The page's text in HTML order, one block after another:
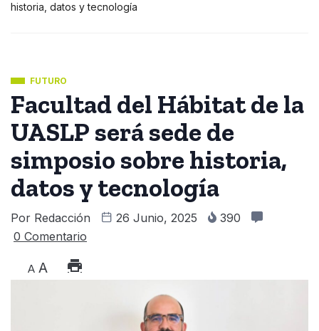
historia, datos y tecnología
FUTURO
Facultad del Hábitat de la
UASLP será sede de
simposio sobre historia,
datos y tecnología
Por Redacción 26 Junio, 2025
390
0 Comentario
A A